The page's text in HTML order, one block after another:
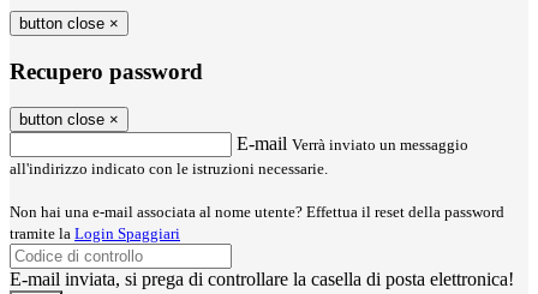
button close ×
Recupero password
button close ×
E-mail Verrà inviato un messaggio
all'indirizzo indicato con le istruzioni necessarie.
Non hai una e-mail associata al nome utente? Effettua il reset della password
tramite la Login Spaggiari
E-mail inviata, si prega di controllare la casella di posta elettronica!